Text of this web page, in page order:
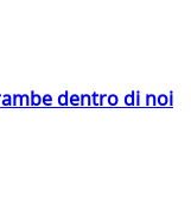
dentro di noi